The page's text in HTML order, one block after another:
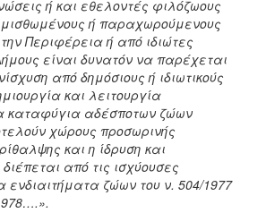
ή και εθελοντές φιλόζωους
μισθωμένους ή παραχωρούμενους
Περιφέρεια ή από ιδιώτες
είναι δυνατόν να παρέχεται
από δημόσιους ή ιδιωτικούς
και λειτουργία
καταφύγια αδέσποτων ζώων
χώρους προσωρινής
και η ίδρυση και
από τις ισχύουσες
ενδιαιτήματα ζώων του ν. 504/1977